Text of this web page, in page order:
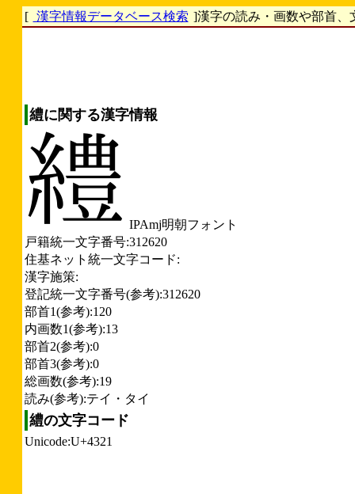
[ 漢字情報データベース検索 ]漢字の読み・画数や部首、
䌡に関する漢字情報
IPAmj明朝フォント
戸籍統一文字番号:312620
住基ネット統一文字コード:
漢字施策:
登記統一文字番号(参考):312620
部首1(参考):120
内画数1(参考):13
部首2(参考):0
部首3(参考):0
総画数(参考):19
読み(参考):テイ・タイ
䌡の文字コード
Unicode:U+4321